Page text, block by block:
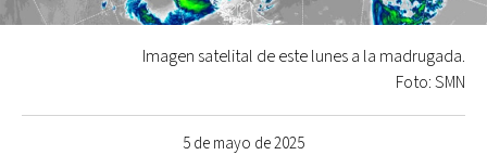
5 de mayo de 2025
Imagen satelital de este lunes a la madrugada.
Foto: SMN